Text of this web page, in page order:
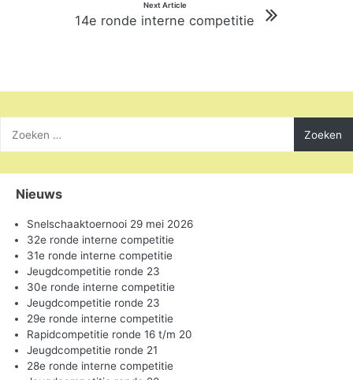
Next Article
14e ronde interne competitie
naar:
Nieuws
Snelschaaktoernooi 29 mei 2026
32e ronde interne competitie
31e ronde interne competitie
Jeugdcompetitie ronde 23
30e ronde interne competitie
Jeugdcompetitie ronde 23
29e ronde interne competitie
Rapidcompetitie ronde 16 t/m 20
Jeugdcompetitie ronde 21
28e ronde interne competitie